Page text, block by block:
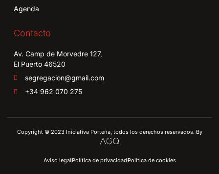
Agenda
Contacto
Av. Camp de Morvedre 127,
El Puerto 46520
segregacion@gmail.com
+34 962 070 275
Copyright © 2023 Iniciativa Porteña, todos los derechos reservados. By
Aviso legalPolítica de privacidadPolítica de cookies